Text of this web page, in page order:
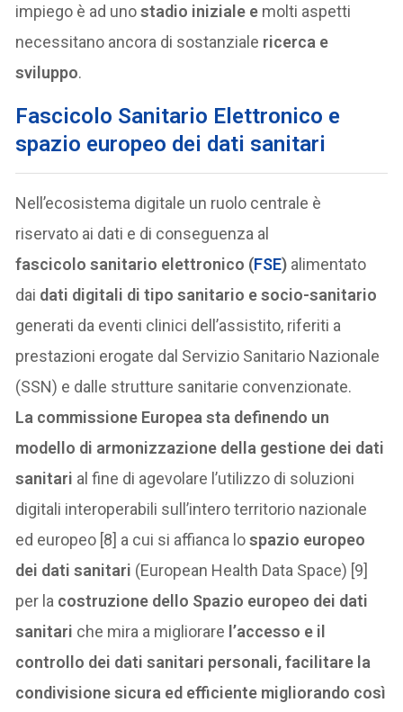
impiego è ad unostadio iniziale e molti aspetti
necessitano ancora di sostanziale ricerca e
sviluppo.
Fascicolo Sanitario Elettronico e
spazio europeo dei dati sanitari
Nell’ecosistema digitale un ruolo centrale è
riservato ai dati e di conseguenza al
fascicolo sanitario elettronico (FSE) alimentato
dai dati digitali di tipo sanitario e socio-sanitario
generati da eventi clinici dell’assistito, riferiti a
prestazioni erogate dal Servizio Sanitario Nazionale
(SSN) e dalle strutture sanitarie convenzionate.
La commissione Europea sta definendo un
modello di armonizzazione della gestione dei dati
sanitari al fine di agevolare l’utilizzo di soluzioni
digitali interoperabili sull’intero territorio nazionale
ed europeo [8] a cui si affianca lospazio europeo
dei dati sanitari (European Health Data Space) [9]
per la costruzione dello Spazio europeo dei dati
sanitari che mira a migliorare l’accesso e il
controllo dei dati sanitari personali, facilitare la
condivisione sicura ed efficiente migliorando così